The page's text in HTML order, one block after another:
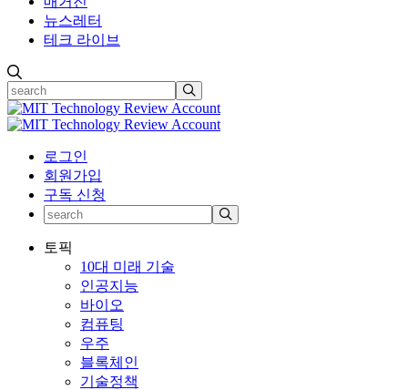
뉴스레터
테크 라이브
로그인
회원가입
구독 신청
토픽
10대 미래 기술
인공지능
바이오
컴퓨팅
우주
블록체인
기술정책